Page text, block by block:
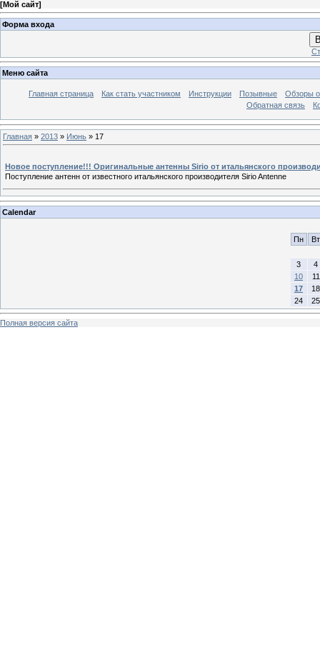
[Мой сайт]
Форма входа
Меню сайта
Главная страница Как стать участником Инструкции Позывные
Обзоры
Обратная связь
Главная » 2013 » Июнь » 17
Новое поступление!!! Оригинальные антенны Sirio от итальянского
Поступление антенн от известного итальянского производителя Sirio Antenne
Calendar
Пн Вт
3
4
10
11
17
18
24
25
Полная версия сайта